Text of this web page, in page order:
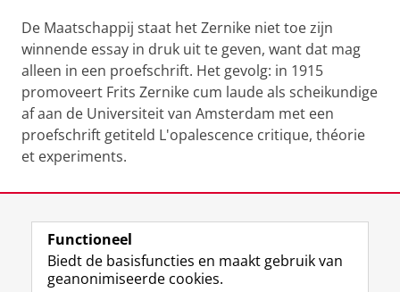
De Maatschappij staat het Zernike niet toe zijn
winnende essay in druk uit te geven, want dat mag
alleen in een proefschrift. Het gevolg: in 1915
promoveert Frits Zernike cum laude als scheikundige
af aan de Universiteit van Amsterdam met een
proefschrift getiteld L'opalescence critique, théorie
et experiments.
View this page in:English
Functioneel
Biedt de basisfuncties en maakt gebruik van
geanonimiseerde cookies.